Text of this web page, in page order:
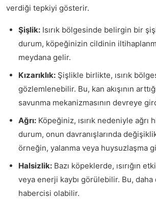
verdiği tepkiyi gösterir.
Şişlik: Isırık bölgesinde belirgin bir
durum, köpeğinizin cildinin
meydana gelir.
Kızarıklık: Şişlikle birlikte, ısırık
gözlemlenebilir. Bu, kan akışının
savunma mekanizmasının devreye
Ağrı: Köpeğiniz, ısırık nedeniyle ağrı
durum, onun davranışlarında
örneğin, yalanma veya huysuzlaşma
Halsizlik: Bazı köpeklerde, ısırığın
veya enerji kaybı görülebilir. Bu,
habercisi olabilir.